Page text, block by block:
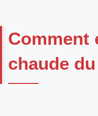
Comment
chaude